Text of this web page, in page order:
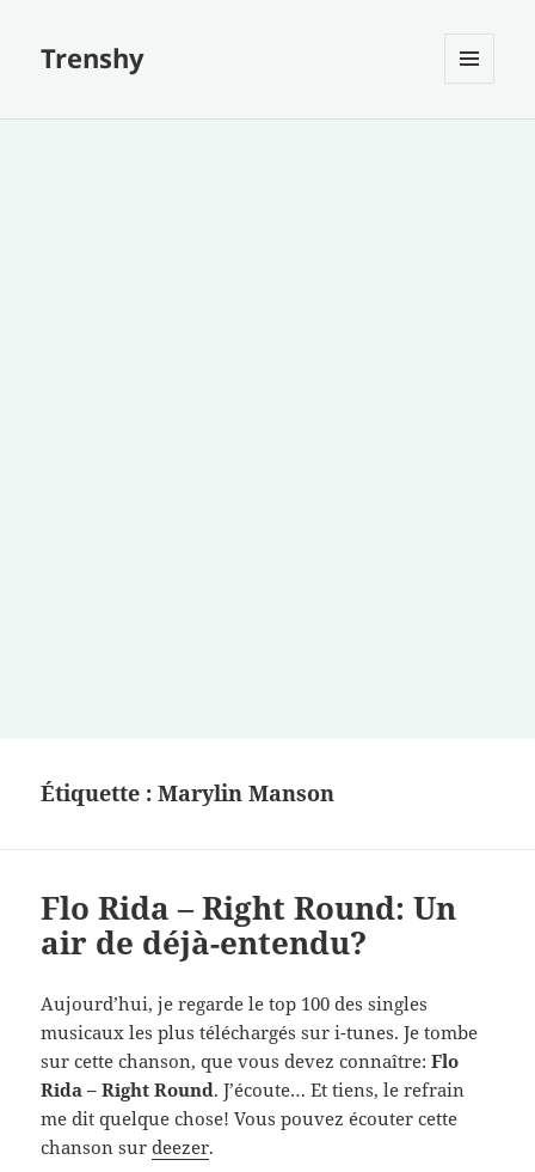
Trenshy
Étiquette :Marylin Manson
Flo Rida – Right Round: Un
air de déjà-entendu?
Aujourd’hui, je regarde le top 100 des singles
musicaux les plus téléchargés sur i-tunes. Je tombe
sur cette chanson, que vous devez connaître:Flo
Rida – Right Round. J’écoute… Et tiens, le refrain
me dit quelque chose! Vous pouvez écouter cette
chanson surdeezer.